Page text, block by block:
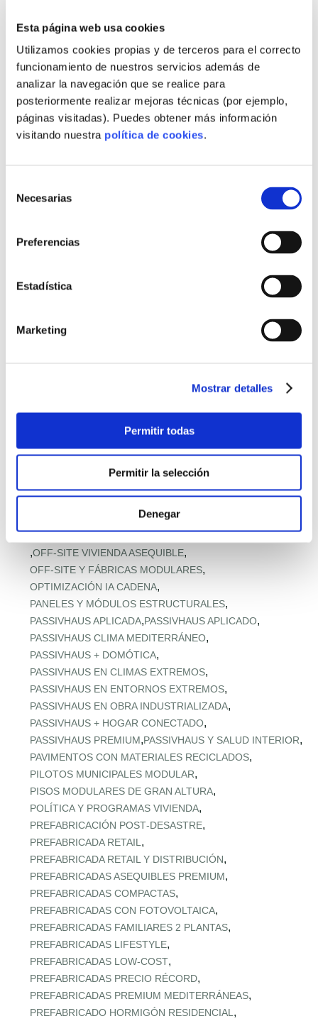
Esta página web usa cookies
Utilizamos cookies propias y de terceros para el correcto
funcionamiento de nuestros servicios además de
analizar la navegación que se realice para
posteriormente realizar mejoras técnicas (por ejemplo,
páginas visitadas). Puedes obtener más información
visitando nuestra política de cookies.
Necesarias
Preferencias
Estadística
Marketing
Mostrar detalles
Permitir todas
Permitir la selección
Denegar
MADERA ESTRUCTURAL PREFABRICADA
MADERA Y HORMIGÓN BAJO CARBONO
MATERIALES CIRCULARES EN OBRA,
MATERIALES DE PROXIMIDAD
MATERIALES DESCARBONIZACIÓN
MATERIALES INDUSTRIALIZADOS
MEDICIÓN HUELLA PARA PROVEEDORES
MERCADO Y FERIAS INMOBILIARIAS
MODELOS EXPANDIBLES Y KIT
MODELOS LLAVE EN MANO TRANSPARENTES
MODELOS PRODUCTIVOS REGIONALES
MODULAR EN ALTURA,
MODULAR PARA ACCESO A VIVIENDA
MODULAR RESISTENTE A TORMENTAS,
MODULAR RURAL ASEQUIBLE ,
,
NORMATIVA URBANA Y SUELO,
OFERTA RETAIL Y LLAVE EN MANO,OFF‑SITE EN ALTURA
,OFF‑SITE VIVIENDA ASEQUIBLE,
OFF‑SITE Y FÁBRICAS MODULARES,
OPTIMIZACIÓN IA CADENA,
PANELES Y MÓDULOS ESTRUCTURALES,
PASSIVHAUS APLICADA,PASSIVHAUS APLICADO,
PASSIVHAUS CLIMA MEDITERRÁNEO,
PASSIVHAUS + DOMÓTICA,
PASSIVHAUS EN CLIMAS EXTREMOS,
PASSIVHAUS EN ENTORNOS EXTREMOS,
PASSIVHAUS EN OBRA INDUSTRIALIZADA,
PASSIVHAUS + HOGAR CONECTADO,
PASSIVHAUS PREMIUM,PASSIVHAUS Y SALUD INTERIOR,
PAVIMENTOS CON MATERIALES RECICLADOS,
PILOTOS MUNICIPALES MODULAR,
PISOS MODULARES DE GRAN ALTURA,
POLÍTICA Y PROGRAMAS VIVIENDA,
PREFABRICACIÓN POST‑DESASTRE,
PREFABRICADA RETAIL ,
PREFABRICADA RETAIL Y DISTRIBUCIÓN,
PREFABRICADAS ASEQUIBLES PREMIUM,
PREFABRICADAS COMPACTAS,
PREFABRICADAS CON FOTOVOLTAICA,
PREFABRICADAS FAMILIARES 2 PLANTAS,
PREFABRICADAS LIFESTYLE,
PREFABRICADAS LOW‑COST,
PREFABRICADAS PRECIO RÉCORD,
PREFABRICADAS PREMIUM MEDITERRÁNEAS,
PREFABRICADO HORMIGÓN RESIDENCIAL ,